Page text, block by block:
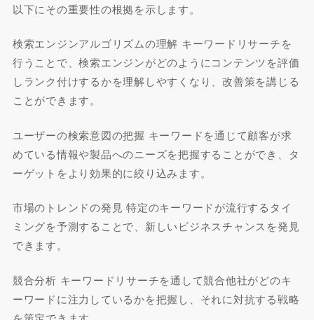
以下にその重要性の根拠を示します。
検索エンジンアルゴリズムの理解 キーワードリサーチを
行うことで、検索エンジンがどのようにコンテンツを評価
しランク付けするかを理解しやすくなり、改善策を講じる
ことができます。
ユーザーの検索意図の把握 キーワードを通じて顧客が求
めている情報や製品へのニーズを把握することができ、タ
ーゲットをより効果的に絞り込みます。
市場のトレンドの発見 特定のキーワードが流行するタイ
ミングを予測することで、新しいビジネスチャンスを発見
できます。
競合分析 キーワードリサーチを通して競合他社がどのキ
ーワードに注力しているかを把握し、それに対抗する戦略